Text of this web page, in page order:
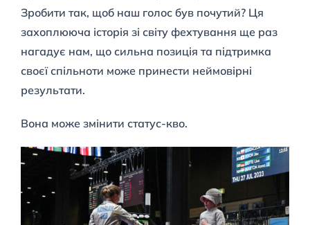
Зробити так, щоб наш голос був почутий? Ця
захоплююча історія зі світу фехтування ще раз
нагадує нам, що сильна позиція та підтримка
своєї спільноти може принести неймовірні
результати.
Вона може змінити статус-кво.